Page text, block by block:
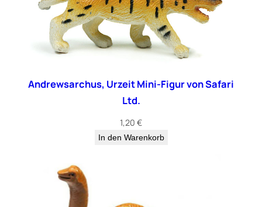
Andrewsarchus, Urzeit Mini-Figur von Safari
Ltd.
1,20 €
In den Warenkorb